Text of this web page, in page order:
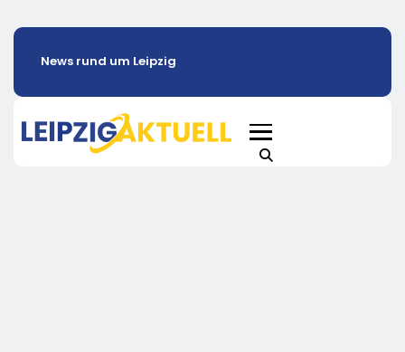
News rund um Leipzig